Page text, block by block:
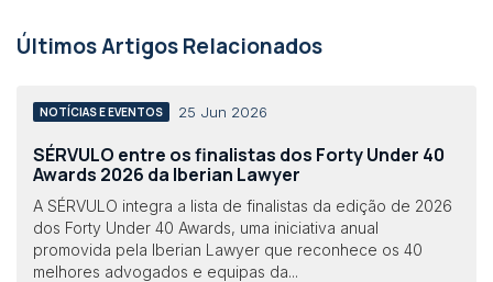
Últimos Artigos Relacionados
NOTÍCIAS E EVENTOS 25 Jun 2026
SÉRVULO entre os finalistas dos Forty Under 40
Awards 2026 da Iberian Lawyer
A SÉRVULO integra a lista de finalistas da edição de 2026
dos Forty Under 40 Awards, uma iniciativa anual
promovida pela Iberian Lawyer que reconhece os 40
melhores advogados e equipas da...